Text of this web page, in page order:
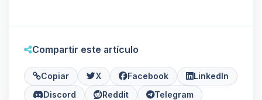
Compartir este artículo
Copiar X Facebook
LinkedIn
Discord
Reddit
Telegram